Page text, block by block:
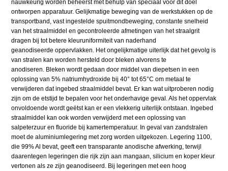
nauwkeurig worden beheerst met behulp van speciaal voor dit doel
ontworpen apparatuur. Gelijkmatige beweging van de werkstukken op de
transportband, vast ingestelde spuitmondbeweging, constante snelheid
van het straalmiddel en gecontroleerde afmetingen van het straalgrit
dragen bij tot betere kleuruniformiteit van naderhand
geanodiseerde oppervlakken. Het ongelijkmatige uiterlijk dat het gevolg is
van stralen kan worden hersteld door bleken alvorens te
anodiseren. Bleken wordt gedaan door middel van diepetsen in een
oplossing van 5% natriumhydroxide bij 40° tot 65°C om metaal te
verwijderen dat ingebed straalmiddel bevat. Er kan wat uitproberen nodig
zijn om de etstijd te bepalen voor het onderhavige geval. Als het oppervlak
onvoldoende wordt geëtst kan er een vlekkerig uiterlijk ontstaan. Ingebed
straalmiddel kan ook worden verwijderd met een oplossing van
salpeterzuur en fluoride bij kamertemperatuur. In geval van zandstralen
moet de aluminiumlegering met zorg worden uitgekozen. Legering 1100,
die 99% Al bevat, geeft een transparante anodische afwerking, terwijl
daarentegen legeringen die rijk zijn aan mangaan, silicium en koper kleur
vertonen als ze zijn geanodiseerd. Bij legeringen met een hoog